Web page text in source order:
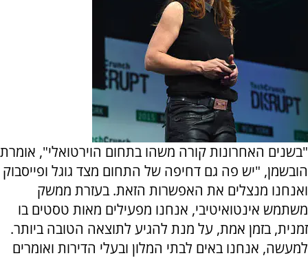
"בשנים האחרונות קורה משהו בתחום הוירטואלי", אומרת
הובשמן, "יש פה גם דחיפה של התחום מצד גוגל ופייסבוק
ואנחנו מנצלים את האפשרות הזאת. בעזרת ממשק
משתמש אינטואיטיבי, אנחנו מפעילים מאות טסטים בו
זמנית, בזמן אמת, על מנת להגיע לתוצאה הטובה ביותר.
למעשה, אנחנו באים לבתי המלון ובעלי הדירות ואומרים